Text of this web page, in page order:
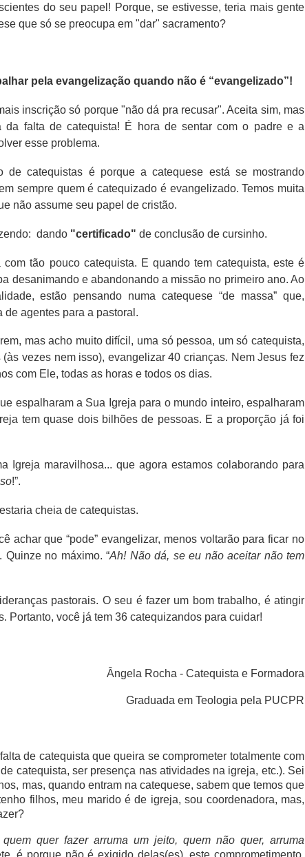
do seu papel! Porque, se estivesse, teria mais gente
que só se preocupa em "dar" sacramento?
pela evangelização quando não é “evangelizado”!
inscrição só porque "não dá pra recusar". Aceita sim, mas
da falta de catequista! É hora de sentar com o padre e a
esse problema.
catequistas é porque a catequese está se mostrando
sempre quem é catequizado é evangelizado. Temos muita
não assume seu papel de cristão.
dando "certificado" de conclusão de cursinho.
com tão pouco catequista. E quando tem catequista, este é
desanimando e abandonando a missão no primeiro ano. Ao
estão pensando numa catequese “de massa” que,
agentes para a pastoral.
mas acho muito difícil, uma só pessoa, um só catequista,
vezes nem isso), evangelizar 40 crianças. Nem Jesus fez
com Ele, todas as horas e todos os dias.
espalharam a Sua Igreja para o mundo inteiro, espalharam
tem quase dois bilhões de pessoas. E a proporção já foi
Igreja maravilhosa... que agora estamos colaborando para
!”.
cheia de catequistas.
achar que “pode” evangelizar, menos voltarão para ficar no
no máximo. “Ah! Não dá, se eu não aceitar não tem
pastorais. O seu é fazer um bom trabalho, é atingir
Portanto, você já tem 36 catequizandos para cuidar!
Ângela Rocha - Catequista e Formadora
Graduada em Teologia pela PUCPR
de catequista que queira se comprometer totalmente com
catequista, ser presença nas atividades na igreja, etc.). Sei
mas, quando entram na catequese, sabem que temos que
filhos, meu marido é de igreja, sou coordenadora, mas,
quem quer fazer arruma um jeito, quem não quer, arruma